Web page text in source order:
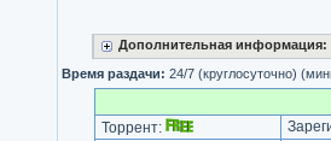
Дополнительная информация:
Время раздачи: 24/7 (круглосуточно)
Торрент: